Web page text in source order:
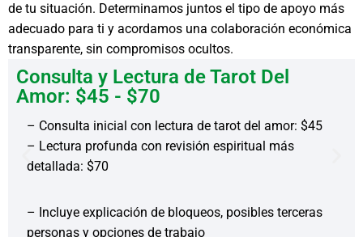
de tu situación. Determinamos juntos el tipo de apoyo más
adecuado para ti y acordamos una colaboración económica
transparente, sin compromisos ocultos.
Consulta y Lectura de Tarot Del
Amor: $45 - $70
– Consulta inicial con lectura de tarot del amor: $45
– Lectura profunda con revisión espiritual más
detallada: $70
– Incluye explicación de bloqueos, posibles terceras
personas y opciones de trabajo